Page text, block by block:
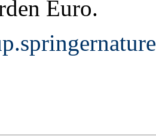
Euro.